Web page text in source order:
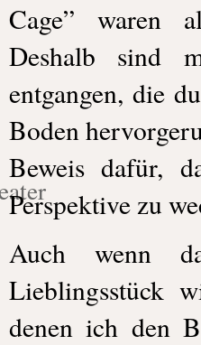
Cage” waren
Deshalb sind
entgangen, die
Boden
Beweis dafür,
Perspektive zu
Auch wenn
Lieblingsstück
denen ich den